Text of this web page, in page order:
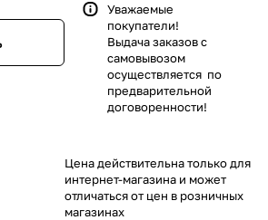
Уважаемые
покупатели!
Выдача заказов с
самовывозом
осуществляется по
предварительной
договоренности!
Цена действительна только для
интернет-магазина и может
отличаться от цен в розничных
магазинах